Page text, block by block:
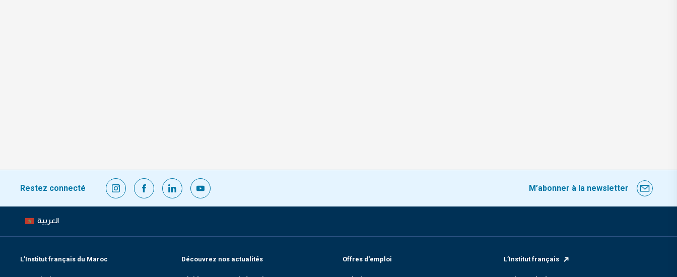
Restez connecté M’abonner à la newsletter
العربية
L’Institut français du Maroc Découvrez nos actualités Offres d'emploi L’Institut français